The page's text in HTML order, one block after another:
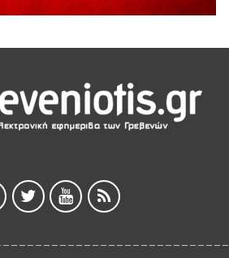
του «Πολιτιστικού
βραβευμένη ταινία «Μικρές